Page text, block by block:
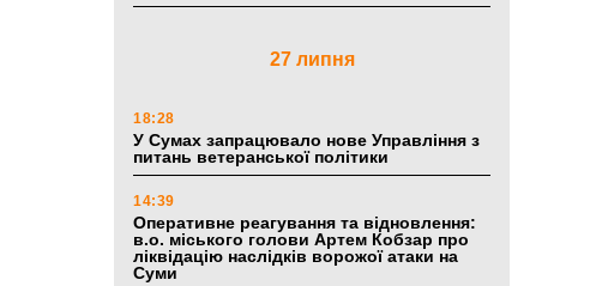
27 липня
18:28
У Сумах запрацювало нове Управління з
питань ветеранської політики
14:39
Оперативне реагування та відновлення:
в.о. міського голови Артем Кобзар про
ліквідацію наслідків ворожої атаки на
Суми